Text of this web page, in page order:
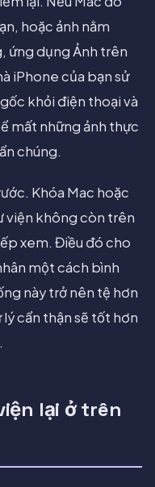
hoặc ảnh nằm
ứng dụng Ảnh trên
iPhone của bạn sử
khỏi điện thoại và
mất những ảnh thực
chúng.
Khóa Mac hoặc
viện không còn trên
xem. Điều đó cho
một cách bình
này trở nên tệ hơn
cẩn thận sẽ tốt hơn
lại ở trên